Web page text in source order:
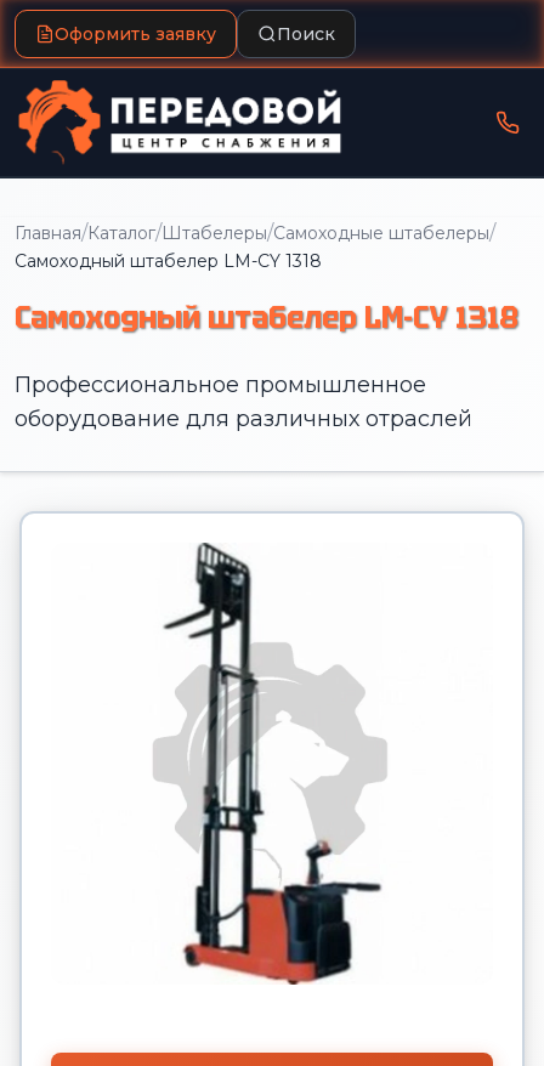
Оформить заявку Поиск
Главная/Каталог/Штабелеры/Самоходные штабелеры/
Самоходный штабелер LM-CY 1318
Самоходный штабелер LM-CY 1318
Профессиональное промышленное
оборудование для различных отраслей